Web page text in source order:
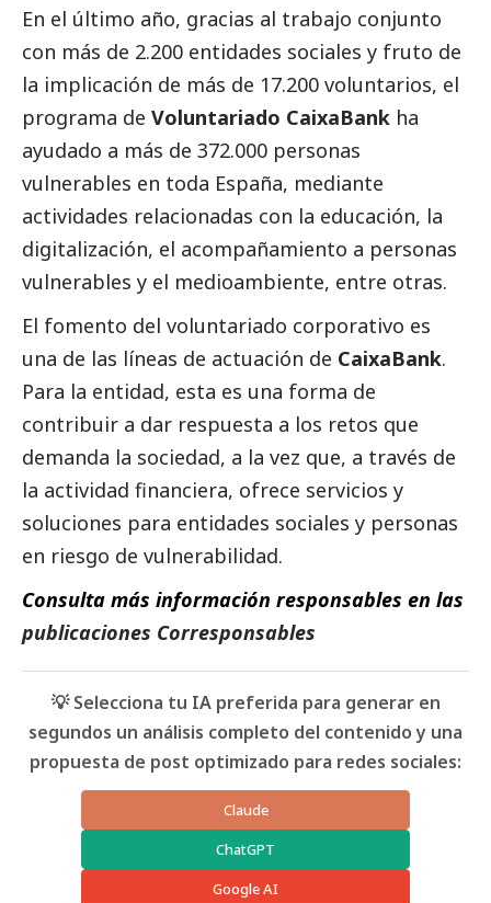
En el último año, gracias al trabajo conjunto
con más de 2.200 entidades sociales y fruto de
la implicación de más de 17.200 voluntarios, el
programa de Voluntariado CaixaBank ha
ayudado a más de 372.000 personas
vulnerables en toda España, mediante
actividades relacionadas con la educación, la
digitalización, el acompañamiento a personas
vulnerables y el medioambiente, entre otras.
El fomento del voluntariado corporativo es
una de las líneas de actuación de CaixaBank.
Para la entidad, esta es una forma de
contribuir a dar respuesta a los retos que
demanda la sociedad, a la vez que, a través de
la actividad financiera, ofrece servicios y
soluciones para entidades sociales y personas
en riesgo de vulnerabilidad.
Consulta más información responsables en las
publicaciones Corresponsables
💡 Selecciona tu IA preferida para generar en
segundos un análisis completo del contenido y una
propuesta de post optimizado para redes sociales:
Claude
ChatGPT
Google AI